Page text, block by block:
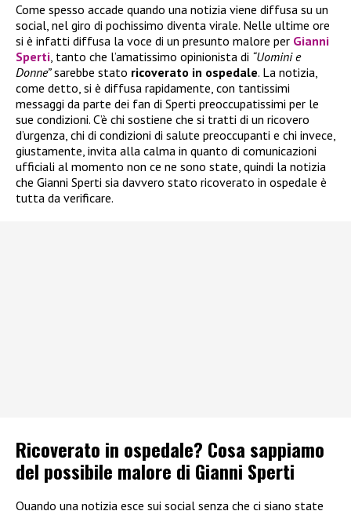
Come spesso accade quando una notizia viene diffusa su un
social, nel giro di pochissimo diventa virale. Nelle ultime ore
si è infatti diffusa la voce di un presunto malore per Gianni
Sperti , tanto che l’amatissimo opinionista di “Uomini e
Donne”sarebbe stato ricoverato in ospedale. La notizia,
come detto, si è diffusa rapidamente, con tantissimi
messaggi da parte dei fan di Sperti preoccupatissimi per le
sue condizioni. C’è chi sostiene che si tratti di un ricovero
d’urgenza, chi di condizioni di salute preoccupanti e chi invece,
giustamente, invita alla calma in quanto di comunicazioni
ufficiali al momento non ce ne sono state, quindi la notizia
che Gianni Sperti sia davvero stato ricoverato in ospedale è
tutta da verificare.
Ricoverato in ospedale? Cosa sappiamo
del possibile malore di Gianni Sperti
Quando una notizia esce sui social senza che ci siano state